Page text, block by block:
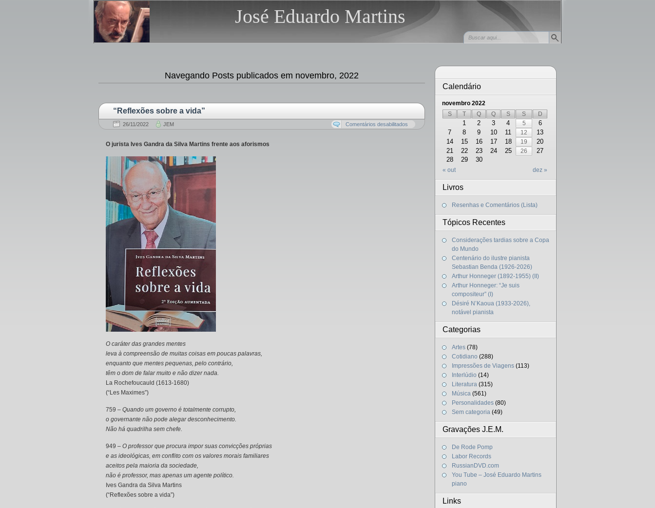
José Eduardo Martins
Navegando Posts publicados em novembro, 2022
“Reflexões sobre a vida”
26/11/2022 JEM Comentários desabilitados
O jurista Ives Gandra da Silva Martins frente aos aforismos
O caráter das grandes mentes
leva à compreensão de muitas coisas em poucas palavras,
enquanto que mentes pequenas, pelo contrário,
têm o dom de falar muito e não dizer nada.
La Rochefoucauld (1613-1680)
(“Les Maximes”)
759 – Quando um governo é totalmente corrupto,
o governante não pode alegar desconhecimento.
Não há quadrilha sem chefe.
949 – O professor que procura impor suas convicções próprias
e as ideológicas, em conflito com os valores morais familiares
aceitos pela maioria da sociedade,
não é professor, mas apenas um agente político.
Ives Gandra da Silva Martins
(“Reflexões sobre a vida”)
Calendário
novembro 2022
S
T Q Q S S D
« out dez »
1 2 3 4 5
6
7
8 9 10 11 12
13
14
15 16 17 18 19
20
21
22 23 24 25 26
27
28
29 30
Livros
Resenhas e Comentários (Lista)
Tópicos Recentes
Considerações tardias sobre a Copa
do Mundo
Centenário do ilustre pianista
Sebastian Benda (1926-2026)
Arthur Honneger (1892-1955) (II)
Arthur Honneger: “Je suis
compositeur” (I)
Désiré N’Kaoua (1933-2026),
notável pianista
Categorias
Artes (78)
Cotidiano (288)
Impressões de Viagens (113)
Interlúdio (14)
Literatura (315)
Música (561)
Personalidades (80)
Sem categoria (49)
Gravações J.E.M.
De Rode Pomp
Labor Records
RussianDVD.com
You Tube – José Eduardo Martins
piano
Links